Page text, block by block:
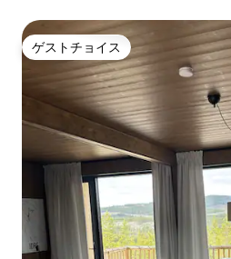
ゲストチョイス
ゲストチョイス